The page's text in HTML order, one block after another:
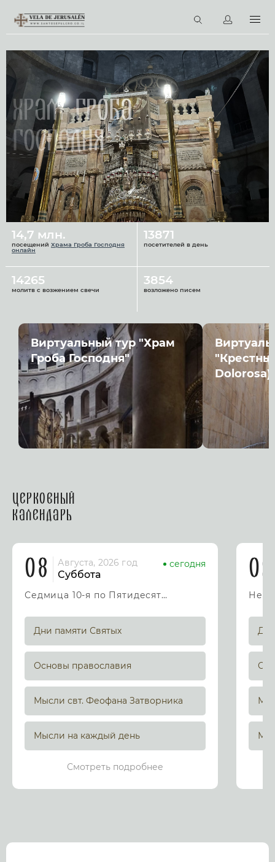
Виртуальные туры
Библиотека
Наши святыни
Новости
Церковный календарь
RU
Храм Гроба
Господня
14,7 млн.
посещений Храма Гроба Господня
онлайн
13871
посетителей в день
14265
молитв с возжением свечи
3854
возложено писем
Виртуальный тур "Храм
Гроба Господня"
Dolorosa)"
Церковный
календарь
08 Августа, 2026 год
Суббота
сегодня
Седмица 10-я по Пятидесятнице
Дни памяти Святых
Основы православия
Мысли свт. Феофана Затворника
Мысли на каждый день
Смотреть подробнее
09